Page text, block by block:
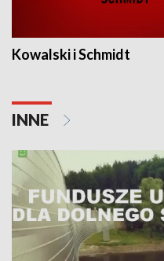
Kowalski i Schmidt
INNE